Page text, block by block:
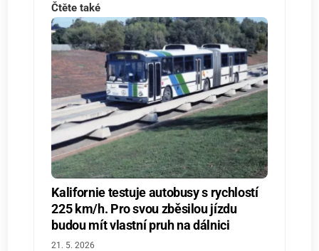
Čtěte také
Kalifornie testuje autobusy s rychlostí
225 km/h. Pro svou zběsilou jízdu
budou mít vlastní pruh na dálnici
21. 5. 2026